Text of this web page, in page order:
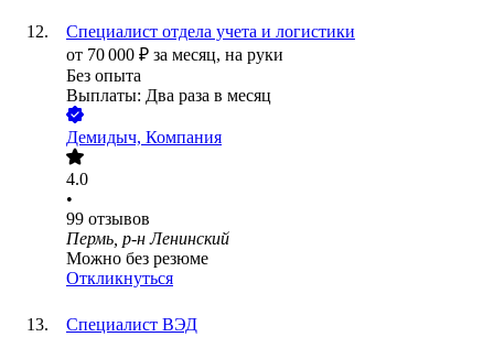
Специалист отдела учета и логистики
от 70 000 ₽ за месяц, на руки
Без опыта
Выплаты: Два раза в месяц
Демидыч, Компания
4.0
•
99 отзывов
Пермь, р-н Ленинский
Можно без резюме
Откликнуться
Специалист ВЭД